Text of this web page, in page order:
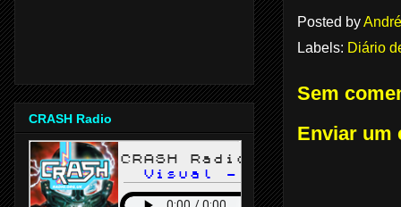
Posted by
Labels: Diário
Sem
Enviar um
CRASH Radio